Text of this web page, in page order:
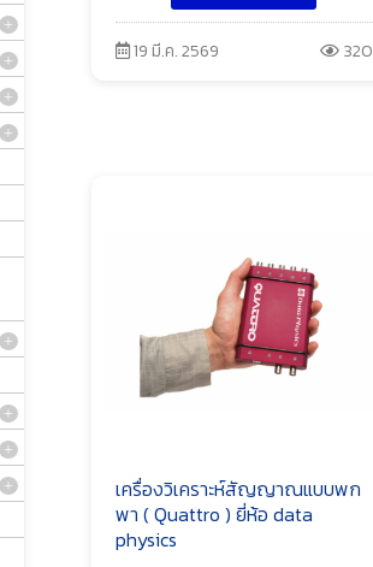
19 มี.ค. 2569 320
เครื่องวิเคราะห์สัญญาณแบบพก
พา ( Quattro ) ยี่ห้อ data
physics